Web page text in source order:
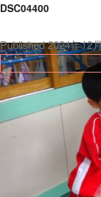
DSC04400
Published2024年12